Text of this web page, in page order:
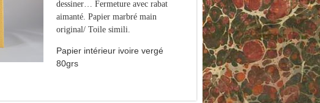
dessiner… Fermeture avec rabat
aimanté. Papier marbré main
original/ Toile simili.
Papier intérieur ivoire vergé
80grs